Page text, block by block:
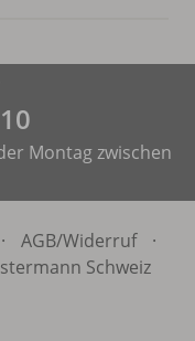
Montag zwischen
· AGB/Widerruf
·
Schweiz